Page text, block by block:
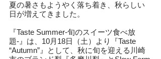
夏の暑さもようやく落ち着き、秋らしい
日が増えてきました。
『Taste Summer-旬のスイーツ食べ放
題-』は、10月18日（土）より『Taste
“Autumn”』として、秋に旬を迎える川崎